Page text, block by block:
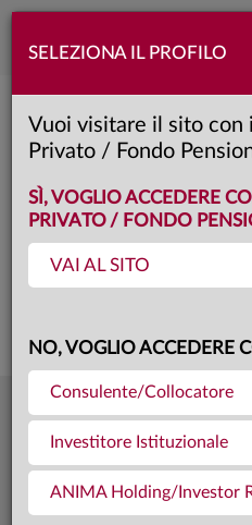
SELEZIONA IL PROFILO
Vuoi visitare il sito
Privato / Fondo
SÌ, VOGLIO ACCEDERE
PRIVATO / FONDO
VAI AL SITO
NO, VOGLIO ACCEDERE
Consulente/Collocatore
Investitore Istituzionale
ANIMA Holding/Investor
Arti e Mestieri -
Classe: A
Questa è una comunicazione di
Ultima quota
31.07.26
Patrimonio fondo 31.07.26
Patrimonio classe A 31.07.26